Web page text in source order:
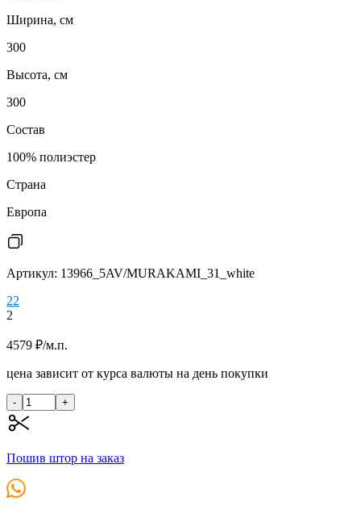
Ширина, см
300
Высота, см
300
Состав
100% полиэстер
Страна
Европа
Артикул: 13966_5AV/MURAKAMI_31_white
22
2
4579 ₽/м.п.
цена зависит от курса валюты на день покупки
- +
Пошив штор на заказ